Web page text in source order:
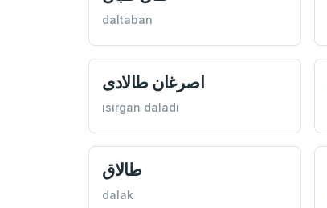
daltaban
اصرغان طالادی
ısırgan daladı
طالاق
dalak